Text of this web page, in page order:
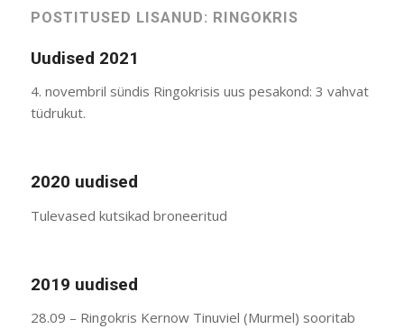
POSTITUSED LISANUD: RINGOKRIS
Uudised 2021
4. novembril sündis Ringokrisis uus pesakond: 3 vahvat
tüdrukut.
2020 uudised
Tulevased kutsikad broneeritud
2019 uudised
28.09 – Ringokris Kernow Tinuviel (Murmel) sooritab